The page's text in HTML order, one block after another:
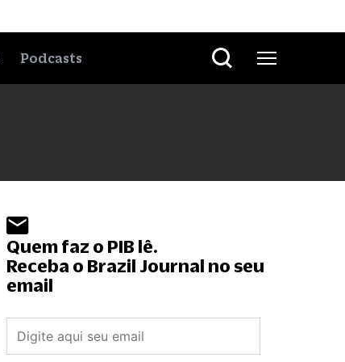
Podcasts
Quem faz o PIB lê.
Receba o Brazil Journal no seu
email